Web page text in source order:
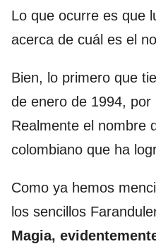
Lo que ocurre es que
acerca de cuál es el
Bien, lo primero que
de enero de 1994,
Realmente el nombre
colombiano que ha
Como ya hemos
los sencillos
Magia,